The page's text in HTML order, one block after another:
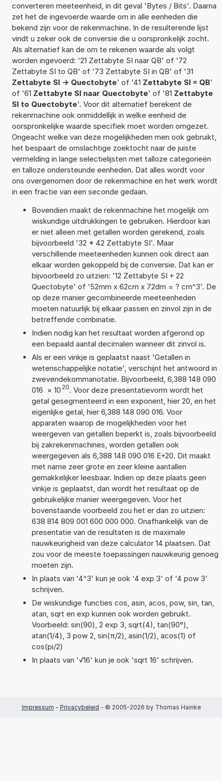
converteren meeteenheid, in dit geval 'Bytes / Bits'. Daarna
zet het de ingevoerde waarde om in alle eenheden die
bekend zijn voor de rekenmachine. In de resulterende lijst
vindt u zeker ook de conversie die u oorspronkelijk zocht.
Als alternatief kan de om te rekenen waarde als volgt
worden ingevoerd: '21 Zettabyte SI naar QB' of '72
Zettabyte SI to QB' of '73 Zettabyte SI in QB' of '31
Zettabyte SI -> Quectobyte' of '41 Zettabyte SI = QB'
of '61 Zettabyte SI naar Quectobyte' of '81 Zettabyte
SI to Quectobyte'. Voor dit alternatief berekent de
rekenmachine ook onmiddellijk in welke eenheid de
oorspronkelijke waarde specifiek moet worden omgezet.
Ongeacht welke van deze mogelijkheden men ook gebruikt,
het bespaart de omslachtige zoektocht naar de juiste
vermelding in lange selectielijsten met talloze categorieën
en talloze ondersteunde eenheden. Dat alles wordt voor
ons overgenomen door de rekenmachine en het werk wordt
in een fractie van een seconde gedaan.
Bovendien maakt de rekenmachine het mogelijk om
wiskundige uitdrukkingen te gebruiken. Hierdoor kan
er niet alleen met getallen worden gerekend, zoals
bijvoorbeeld '32 * 42 Zettabyte SI'. Maar
verschillende meeteenheden kunnen ook direct aan
elkaar worden gekoppeld bij de conversie. Dat kan er
bijvoorbeeld zo uitzien: '12 Zettabyte SI + 22
Quectobyte' of '52mm x 62cm x 72dm = ? cm^3'. De
op deze manier gecombineerde meeteenheden
moeten natuurlijk bij elkaar passen en zinvol zijn in de
betreffende combinatie.
Indien nodig kan het resultaat worden afgerond op
een bepaald aantal decimalen wanneer dit zinvol is.
Als er een vinkje is geplaatst naast 'Getallen in
wetenschappelijke notatie', verschijnt het antwoord in
zwevendekommanotatie. Bijvoorbeeld, 6,388 148 090
016 × 10 20. Voor deze presentatievorm wordt het
getal gesegmenteerd in een exponent, hier 20, en het
eigenlijke getal, hier 6,388 148 090 016. Voor
apparaten waarop de mogelijkheden voor het
weergeven van getallen beperkt is, zoals bijvoorbeeld
bij zakrekenmachines, worden getallen ook
weergegeven als 6,388 148 090 016 E+20. Dit maakt
met name zeer grote en zeer kleine aantallen
gemakkelijker leesbaar. Indien op deze plaats geen
vinkje is geplaatst, dan wordt het resultaat op de
gebruikelijke manier weergegeven. Voor het
bovenstaande voorbeeld zou het er dan zo uitzien:
638 814 809 001 600 000 000. Onafhankelijk van de
presentatie van de resultaten is de maximale
nauwkeurigheid van deze calculator 14 plaatsen. Dat
zou voor de meeste toepassingen nauwkeurig genoeg
moeten zijn.
In plaats van '4^3' kun je ook '4 exp 3' of '4 pow 3'
schrijven.
De wiskundige functies cos, asin, acos, pow, sin, tan,
atan, sqrt en exp kunnen ook worden gebruikt.
Voorbeeld: sin(90), 2 exp 3, sqrt(4), tan(90°),
atan(1/4), 3 pow 2, sin(π/2), asin(1/2), acos(1) of
cos(pi/2)
In plaats van '√16' kun je ook 'sqrt 16' schrijven.
Impressum - Privacybeleid - © 2005-2026 by Thomas Hainke